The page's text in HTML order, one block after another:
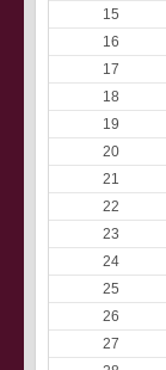
15
16
17
18
19
20
21
22
23
24
25
26
27